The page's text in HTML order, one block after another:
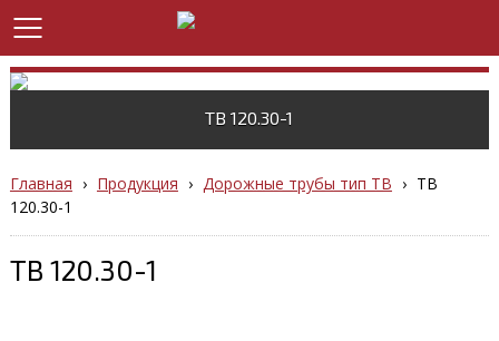
ТВ 120.30-1
Главная › Продукция › Дорожные трубы тип ТВ › ТВ
120.30-1
ТВ 120.30-1